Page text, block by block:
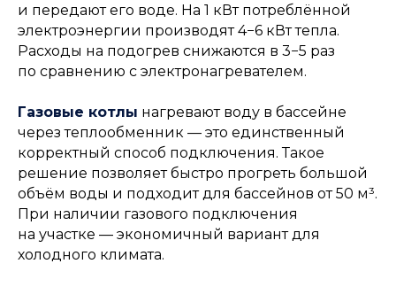
и передают его воде. На 1 кВт потреблённой
электроэнергии производят 4−6 кВт тепла.
Расходы на подогрев снижаются в 3−5 раз
по сравнению с электронагревателем.
Газовые котлы нагревают воду в бассейне
через теплообменник — это единственный
корректный способ подключения. Такое
решение позволяет быстро прогреть большой
объём воды и подходит для бассейнов от 50 м³.
При наличии газового подключения
на участке — экономичный вариант для
холодного климата.